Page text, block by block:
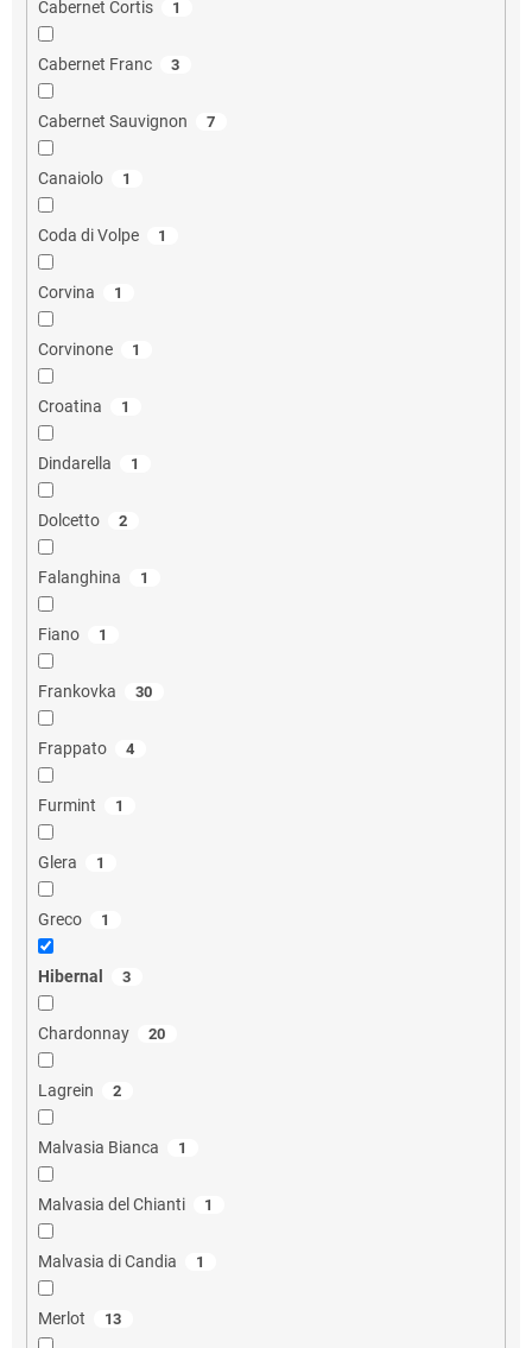
Cabernet Cortis 1
Cabernet Franc 3
Cabernet Sauvignon 7
Canaiolo 1
Coda di Volpe 1
Corvina 1
Corvinone 1
Croatina 1
Dindarella 1
Dolcetto 2
Falanghina 1
Fiano 1
Frankovka 30
Frappato 4
Furmint 1
Glera 1
Greco 1
Hibernal 3
Chardonnay 20
Lagrein 2
Malvasia Bianca 1
Malvasia del Chianti 1
Malvasia di Candia 1
Merlot 13